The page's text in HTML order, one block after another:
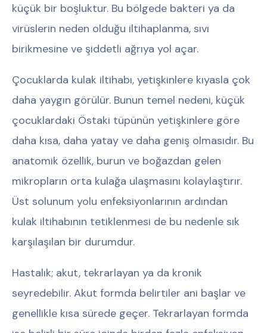
küçük bir boşluktur. Bu bölgede bakteri ya da
virüslerin neden olduğu iltihaplanma, sıvı
birikmesine ve şiddetli ağrıya yol açar.
Çocuklarda kulak iltihabı, yetişkinlere kıyasla çok
daha yaygın görülür. Bunun temel nedeni, küçük
çocuklardaki Östaki tüpünün yetişkinlere göre
daha kısa, daha yatay ve daha geniş olmasıdır. Bu
anatomik özellik, burun ve boğazdan gelen
mikropların orta kulağa ulaşmasını kolaylaştırır.
Üst solunum yolu enfeksiyonlarının ardından
kulak iltihabının tetiklenmesi de bu nedenle sık
karşılaşılan bir durumdur.
Hastalık; akut, tekrarlayan ya da kronik
seyredebilir. Akut formda belirtiler ani başlar ve
genellikle kısa sürede geçer. Tekrarlayan formda